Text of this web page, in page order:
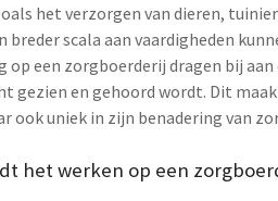
het verzorgen van dieren,
scala aan vaardigheden
een zorgboerderij dragen bij aan
gezien en gehoord wordt. Dit
uniek in zijn benadering van
het werken op een